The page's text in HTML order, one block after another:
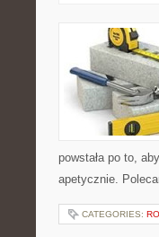
powstała po to,
apetycznie.
CATEGORIES: